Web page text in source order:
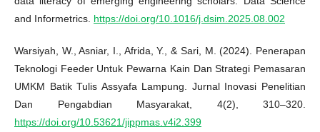
and Informetrics. https://doi.org/10.1016/j.dsim.2025.08.002
Warsiyah, W., Asniar, I., Afrida, Y., & Sari, M. (2024). Penerapan
Teknologi Feeder Untuk Pewarna Kain Dan Strategi Pemasaran
UMKM Batik Tulis Assyafa Lampung. Jurnal Inovasi Penelitian
Dan Pengabdian Masyarakat, 4(2), 310–320.
https://doi.org/10.53621/jippmas.v4i2.399